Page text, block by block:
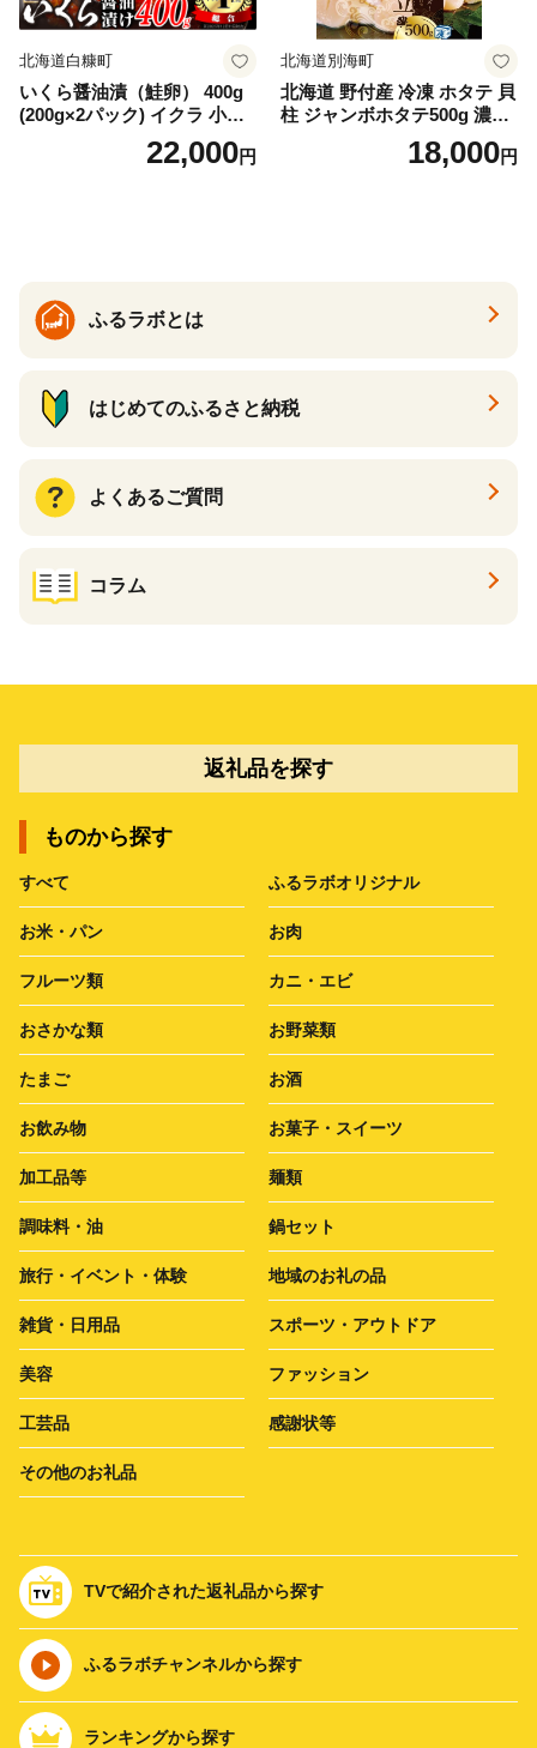
北海道白糠町
いくら醤油漬（鮭卵） 400g
(200g×2パック) イクラ 小分
け いくら醤油漬 鮭いくら い
くら醤油漬け 鮭 鮭卵 ikura
22,000円
北海道別海町
北海道 野付産 冷凍 ホタテ 貝
柱 ジャンボホタテ500g 濃厚
な旨味と甘み （ほたて ホタ
テ 帆立 貝柱 ホタテ貝柱 大玉
18,000円
ふるラボとは
はじめてのふるさと納税
よくあるご質問
コラム
返礼品を探す
ものから探す
すべて ふるラボオリジナル
お米・パン お肉
フルーツ類 カニ・エビ
おさかな類 お野菜類
たまご お酒
お飲み物 お菓子・スイーツ
加工品等 麺類
調味料・油 鍋セット
旅行・イベント・体験 地域のお礼の品
雑貨・日用品 スポーツ・アウトドア
美容 ファッション
工芸品 感謝状等
その他のお礼品
TVで紹介された返礼品から探す
ふるラボチャンネルから探す
ランキングから探す